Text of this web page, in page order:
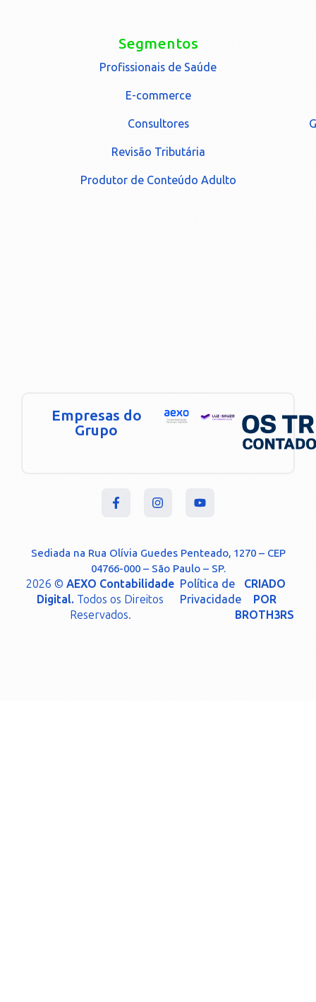
Segmentos
Profissionais de Saúde
E-commerce
Consultores
Revisão Tributária
Produtor de Conteúdo Adulto
Empresas do
Grupo
Sediada na Rua Olívia Guedes Penteado, 1270 – CEP
04766-000 – São Paulo – SP.
2026 ©AEXO Contabilidade
Digital. Todos os Direitos
Reservados.
Política de
Privacidade
CRIADO
POR
BROTH3RS